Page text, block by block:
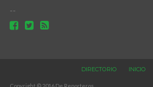
--
DIRECTORIO INICIO
Copyright © 2016 De Reporteros.